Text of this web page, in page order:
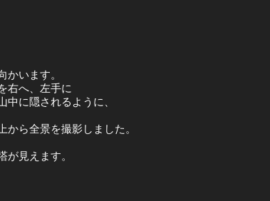
かいます。
右へ、左手に
に隠されるように、
ら全景を撮影しました。
見えます。